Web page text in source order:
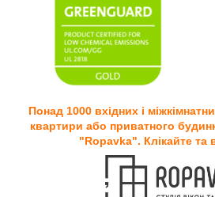
Понад 1000 вхідних і
квартири або приватного
"Ropavka". Клікайте та